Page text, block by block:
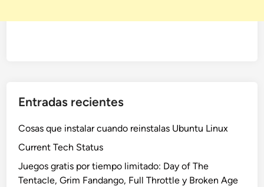
Entradas recientes
Cosas que instalar cuando reinstalas Ubuntu Linux
Current Tech Status
Juegos gratis por tiempo limitado: Day of The
Tentacle, Grim Fandango, Full Throttle y Broken Age